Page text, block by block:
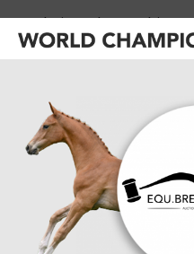
Net buiten de top drie
Paesschen en Anthony
Paesschen zit nog maar
rug van de 12-jarige Diaz
Forets'Hn') sprong Van
plaats. Landgenoot
11-jarige INvincible
alle uitslagen